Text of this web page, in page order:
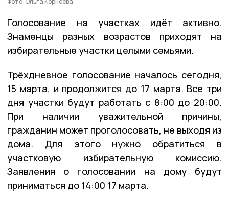
Голосование на участках идёт активно.
Знаменцы разных возрастов приходят на
избирательные участки целыми семьями.
Трёхдневное голосование началось сегодня,
15 марта, и продолжится до 17 марта. Все три
дня участки будут работать с 8:00 до 20:00.
При наличии уважительной причины,
гражданин может проголосовать, не выходя из
дома. Для этого нужно обратиться в
участковую избирательную комиссию.
Заявления о голосовании на дому будут
приниматься до 14:00 17 марта.